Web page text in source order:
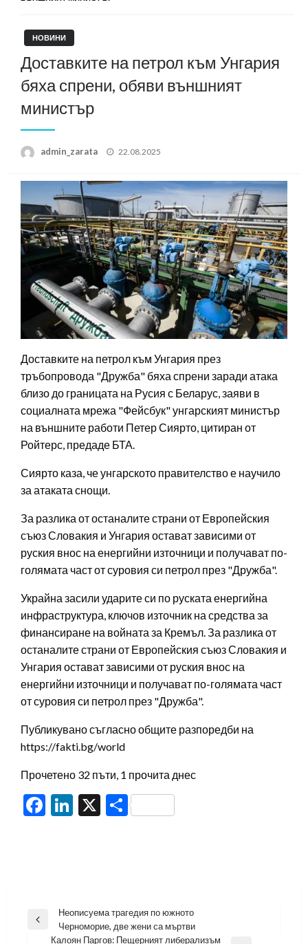
НОВИНИ
Доставките на петрол към Унгария
бяха спрени, обяви външният
министър
admin_zarata
Posted
22.08.2025
Доставките на петрол към Унгария през
тръбопровода "Дружба" бяха спрени заради атака
близо до границата на Русия с Беларус, заяви в
социалната мрежа "Фейсбук" унгарският министър
на външните работи Петер Сиярто, цитиран от
Ройтерс, предаде БТА.
Сиярто каза, че унгарското правителство е научило
за атаката снощи.
За разлика от останалите страни от Европейския
съюз Словакия и Унгария остават зависими от
руския внос на енергийни източници и получават по-
голямата част от суровия си петрол през "Дружба".
Украйна засили ударите си по руската енергийна
инфраструктура, ключов източник на средства за
финансиране на войната за Кремъл. За разлика от
останалите страни от Европейския съюз Словакия и
Унгария остават зависими от руския внос на
енергийни източници и получават по-голямата част
от суровия си петрол през "Дружба".
Публикувано съгласно общите разпоредби на
https://fakti.bg/world
Прочетено 32 пъти, 1 прочита днес
Facebook
LinkedIn
X Share
Навигация
Previous
Неописуема трагедия по южното
Черноморие, две жени са мъртви
Калоян Паргов: Пещерният либерализъм